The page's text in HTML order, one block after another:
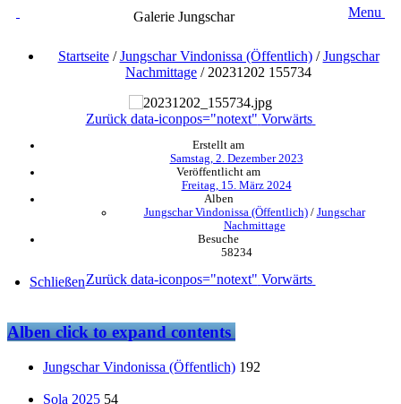
Galerie Jungschar Menu
Startseite/Jungschar Vindonissa (Öffentlich)/Jungschar
Nachmittage / 20231202 155734
Zurück data-iconpos="notext" Vorwärts
Erstellt am
Samstag, 2. Dezember 2023
Veröffentlicht am
Freitag, 15. März 2024
Alben
Jungschar Vindonissa (Öffentlich)/ Jungschar
Nachmittage
Besuche
58234
Zurück data-iconpos="notext" Vorwärts
Schließen
Albenclick to expand contents
Jungschar Vindonissa (Öffentlich) 192
Sola 2025 54